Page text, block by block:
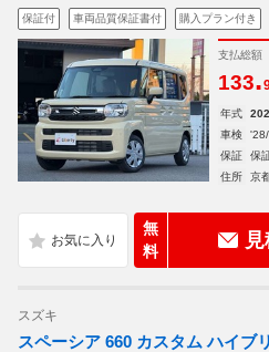
保証付 車両品質保証書付 購入プラン付き
支払総額
133.
年式
車検
保証
保
住所
京
無
料
スズキ
スペーシア 660 カスタム ハイブ